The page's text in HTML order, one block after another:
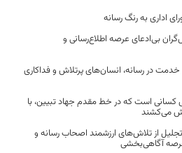
اداری به رنگ رسانه
بی‌ادعای عرصه اطلاع‌رسانی و
خدمت در رسانه، انسان‌های پرتلاش و فداکاری
کسانی است که در خط مقدم جهاد تبیین، با
می‌کشند
از تلاش‌های ارزشمند اصحاب رسانه و
عرصه آگاهی‌بخشی